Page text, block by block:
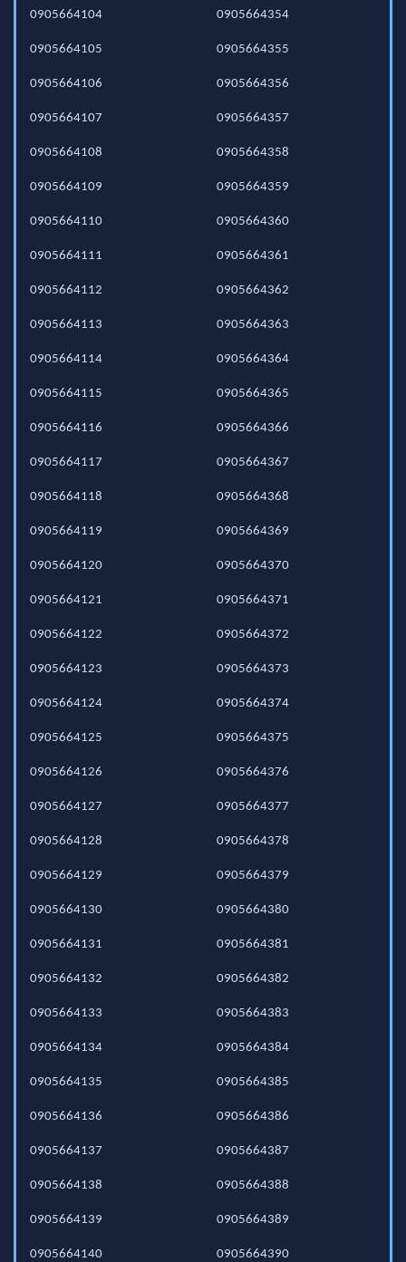
0905664104
0905664105
0905664106
0905664107
0905664108
0905664109
0905664110
0905664111
0905664112
0905664113
0905664114
0905664115
0905664116
0905664117
0905664118
0905664119
0905664120
0905664121
0905664122
0905664123
0905664124
0905664125
0905664126
0905664127
0905664128
0905664129
0905664130
0905664131
0905664132
0905664133
0905664134
0905664135
0905664136
0905664137
0905664138
0905664139
0905664140
0905664354
0905664355
0905664356
0905664357
0905664358
0905664359
0905664360
0905664361
0905664362
0905664363
0905664364
0905664365
0905664366
0905664367
0905664368
0905664369
0905664370
0905664371
0905664372
0905664373
0905664374
0905664375
0905664376
0905664377
0905664378
0905664379
0905664380
0905664381
0905664382
0905664383
0905664384
0905664385
0905664386
0905664387
0905664388
0905664389
0905664390